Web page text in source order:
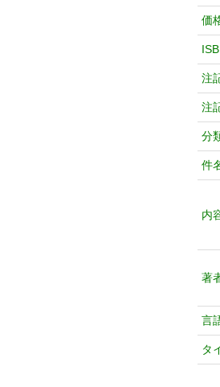
価
注
注
分
件
内
著
言
タ